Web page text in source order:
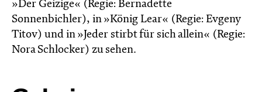
»Der Geizige« (Regie: Bernadette
Sonnenbichler), in »König Lear« (Regie: Evgeny
Titov) und in »Jeder stirbt für sich allein« (Regie:
Nora Schlocker) zu sehen.